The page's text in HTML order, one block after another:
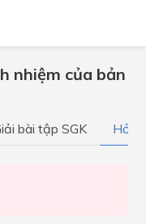
nhiệm của bản
bài tập SGK Hỏi